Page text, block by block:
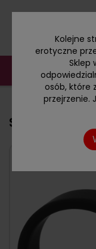
Kolejne
erotyczne
Sklep
osób, które
przejrzenie.
Silikonowy